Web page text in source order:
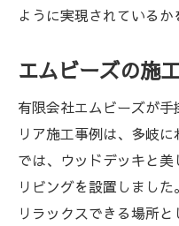
ように実現されているか
エムビーズの施
有限会社エムビーズが
リア施工事例は、多岐
では、ウッドデッキと
リビングを設置しました
リラックスできる場所と